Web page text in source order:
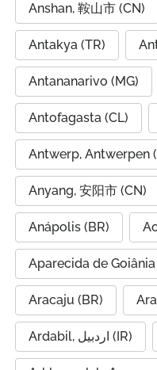
Anshan, 鞍山市 (CN)
Antakya (TR)
Antananarivo (MG)
Antofagasta (CL)
Antwerp, Antwerpen
Anyang, 安阳市 (CN)
Anápolis (BR)
Aparecida de Goiânia
Aracaju (BR)
Ardabil, اردبیل (IR)